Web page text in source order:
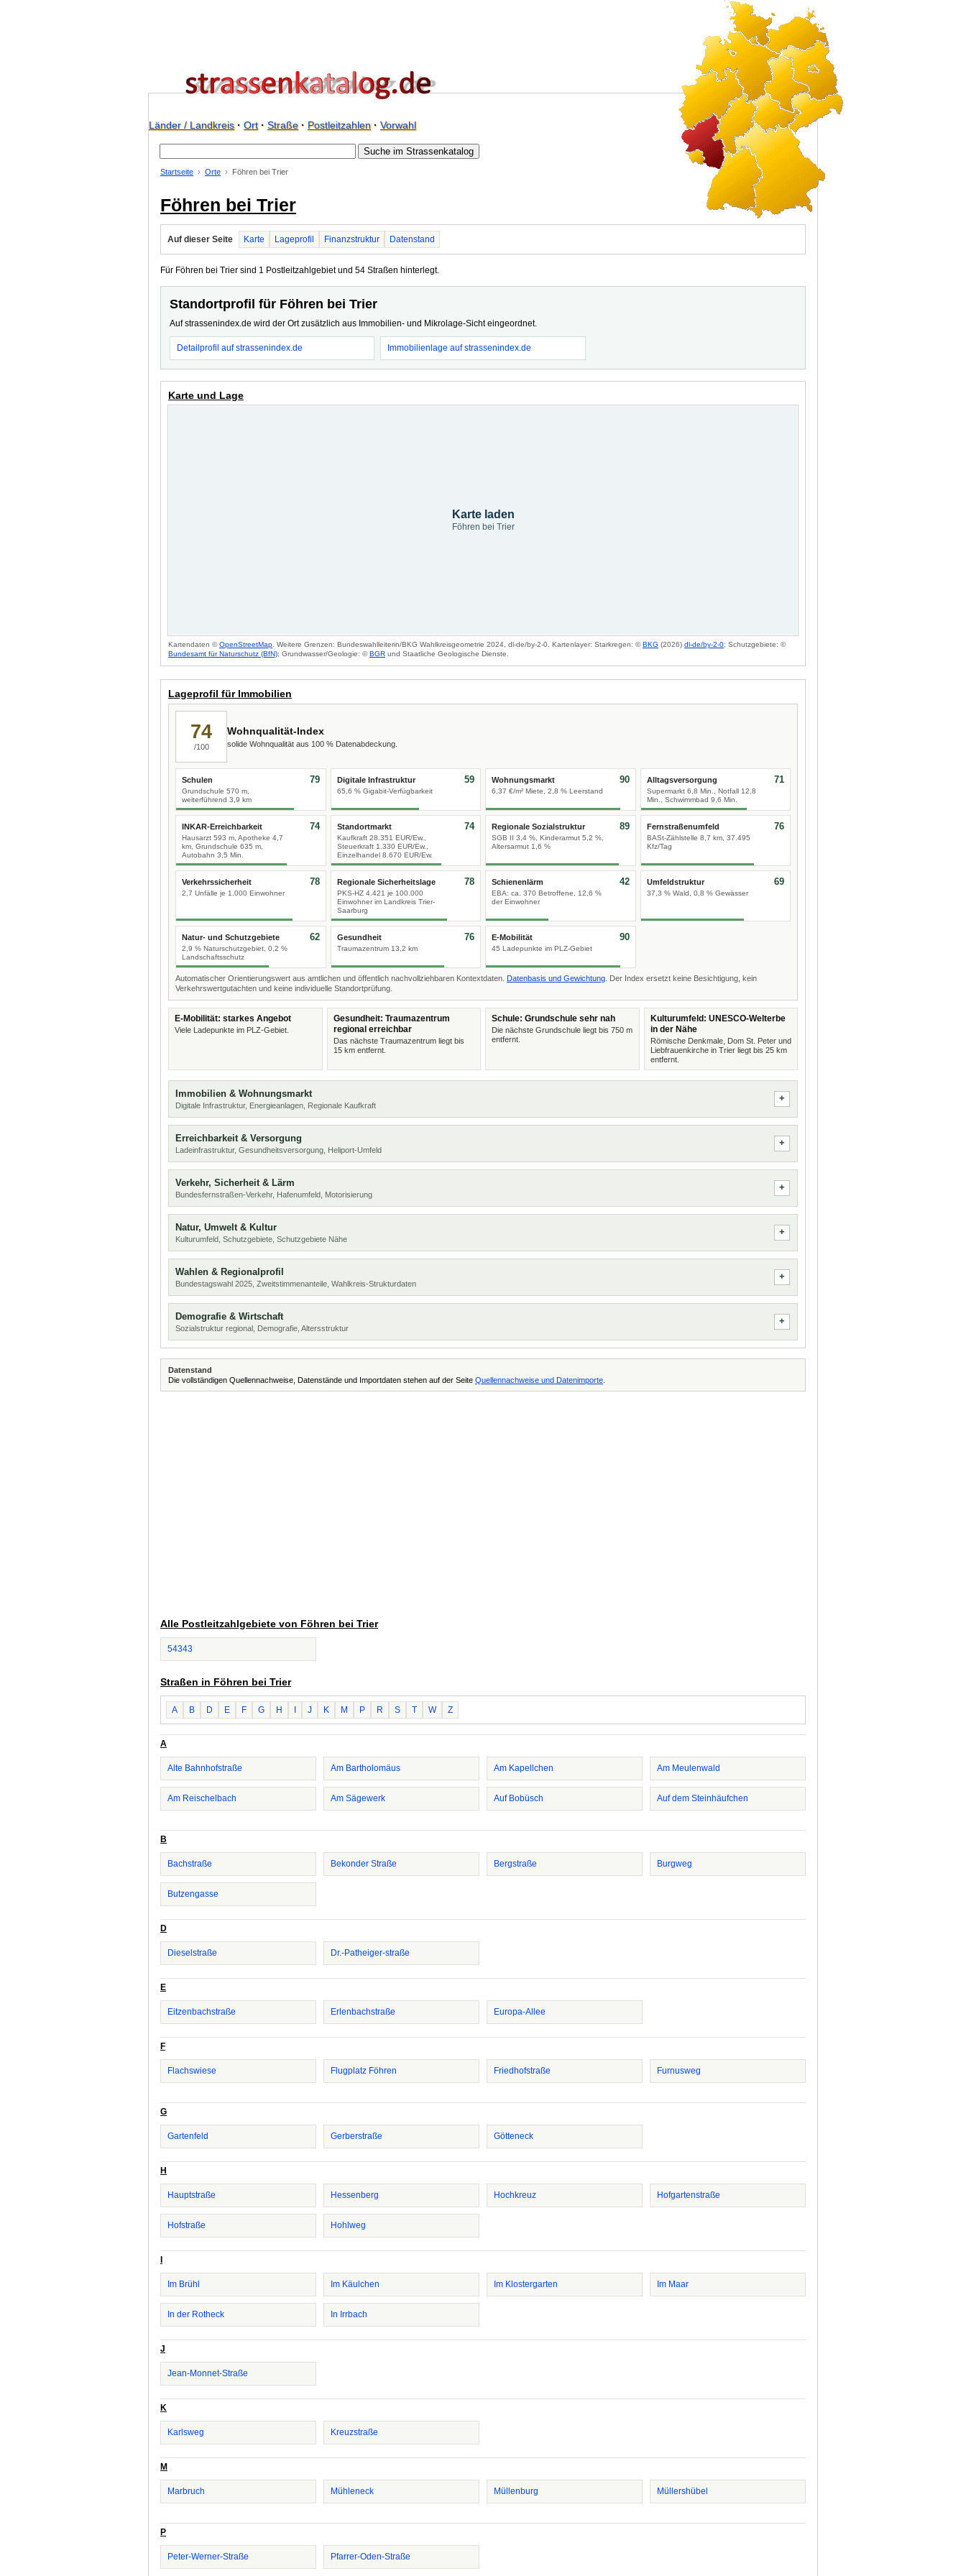
Länder / Landkreis· Ort· Straße· Postleitzahlen· Vorwahl
Startseite Orte Föhren bei Trier
Föhren bei Trier
Auf dieser Seite Karte Lageprofil Finanzstruktur Datenstand
Für Föhren bei Trier sind 1 Postleitzahlgebiet und 54 Straßen hinterlegt.
Standortprofil für Föhren bei Trier
Auf strassenindex.de wird der Ort zusätzlich aus Immobilien- und Mikrolage-Sicht eingeordnet.
Detailprofil auf strassenindex.de Immobilienlage auf strassenindex.de
Karte und Lage
Karte laden
Föhren bei Trier
Kartendaten ©OpenStreetMap . Weitere Grenzen: Bundeswahlleiterin/BKG Wahlkreisgeometrie 2024, dl-de/by-2-0. Kartenlayer: Starkregen: ©BKG (2026) dl-de/by-2-0; Schutzgebiete: ©
Bundesamt für Naturschutz (BfN); Grundwasser/Geologie: ©BGR und Staatliche Geologische Dienste.
Lageprofil für Immobilien
74
/100
Wohnqualität-Index
solide Wohnqualität aus 100 % Datenabdeckung.
Schulen
Grundschule 570 m,
weiterführend 3,9 km
79 Digitale Infrastruktur
65,6 % Gigabit-Verfügbarkeit
59 Wohnungsmarkt
6,37 €/m² Miete, 2,8 % Leerstand
90 Alltagsversorgung
Supermarkt 6,8 Min., Notfall 12,8
Min., Schwimmbad 9,6 Min.
71
INKAR-Erreichbarkeit
Hausarzt 593 m, Apotheke 4,7
km, Grundschule 635 m,
Autobahn 3,5 Min.
74 Standortmarkt
Kaufkraft 28.351 EUR/Ew.,
Steuerkraft 1.330 EUR/Ew.,
Einzelhandel 8.670 EUR/Ew.
74 Regionale Sozialstruktur
SGB II 3,4 %, Kinderarmut 5,2 %,
Altersarmut 1,6 %
89 Fernstraßenumfeld
BASt-Zählstelle 8,7 km, 37.495
Kfz/Tag
76
Verkehrssicherheit
2,7 Unfälle je 1.000 Einwohner
78 Regionale Sicherheitslage
PKS-HZ 4.421 je 100.000
Einwohner im Landkreis Trier-
Saarburg
78 Schienenlärm
EBA: ca. 370 Betroffene, 12,6 %
der Einwohner
42 Umfeldstruktur
37,3 % Wald, 0,8 % Gewässer
69
Natur- und Schutzgebiete
2,9 % Naturschutzgebiet, 0,2 %
Landschaftsschutz
62 Gesundheit
Traumazentrum 13,2 km
76 E-Mobilität
45 Ladepunkte im PLZ-Gebiet
90
Automatischer Orientierungswert aus amtlichen und öffentlich nachvollziehbaren Kontextdaten. Datenbasis und Gewichtung . Der Index ersetzt keine Besichtigung, kein
Verkehrswertgutachten und keine individuelle Standortprüfung.
E-Mobilität: starkes Angebot
Viele Ladepunkte im PLZ-Gebiet.
Gesundheit: Traumazentrum
regional erreichbar
Das nächste Traumazentrum liegt bis
15 km entfernt.
Schule: Grundschule sehr nah
Die nächste Grundschule liegt bis 750 m
entfernt.
Kulturumfeld: UNESCO-Welterbe
in der Nähe
Römische Denkmale, Dom St. Peter und
Liebfrauenkirche in Trier liegt bis 25 km
entfernt.
Immobilien & Wohnungsmarkt
Digitale Infrastruktur, Energieanlagen, Regionale Kaufkraft
Erreichbarkeit & Versorgung
Ladeinfrastruktur, Gesundheitsversorgung, Heliport-Umfeld
Verkehr, Sicherheit & Lärm
Bundesfernstraßen-Verkehr, Hafenumfeld, Motorisierung
Natur, Umwelt & Kultur
Kulturumfeld, Schutzgebiete, Schutzgebiete Nähe
Wahlen & Regionalprofil
Bundestagswahl 2025, Zweitstimmenanteile, Wahlkreis-Strukturdaten
Demografie & Wirtschaft
Sozialstruktur regional, Demografie, Altersstruktur
Datenstand
Die vollständigen Quellennachweise, Datenstände und Importdaten stehen auf der Seite Quellennachweise und Datenimporte
Alle Postleitzahlgebiete von Föhren bei Trier
54343
Straßen in Föhren bei Trier
A B D E F G H J K M P R S T W Z
A
Alte Bahnhofstraße Am Bartholomäus Am Kapellchen Am Meulenwald
Am Reischelbach Am Sägewerk Auf Bobüsch Auf dem Steinhäufchen
B
Bachstraße Bekonder Straße Bergstraße Burgweg
Butzengasse
D
Dieselstraße Dr.-Patheiger-straße
E
Eitzenbachstraße Erlenbachstraße Europa-Allee
F
Flachswiese Flugplatz Föhren Friedhofstraße Furnusweg
G
Gartenfeld Gerberstraße Götteneck
H
Hauptstraße Hessenberg Hochkreuz Hofgartenstraße
Hofstraße Hohlweg
Im Brühl Im Käulchen Im Klostergarten Im Maar
In der Rotheck In Irrbach
J
Jean-Monnet-Straße
K
Karlsweg Kreuzstraße
M
Marbruch Mühleneck Müllenburg Müllershübel
P
Peter-Werner-Straße Pfarrer-Oden-Straße